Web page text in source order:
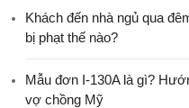
Khách đến nhà ngủ qua
bị phạt thế nào?
Mẫu đơn I-130A là gì?
vợ chồng Mỹ